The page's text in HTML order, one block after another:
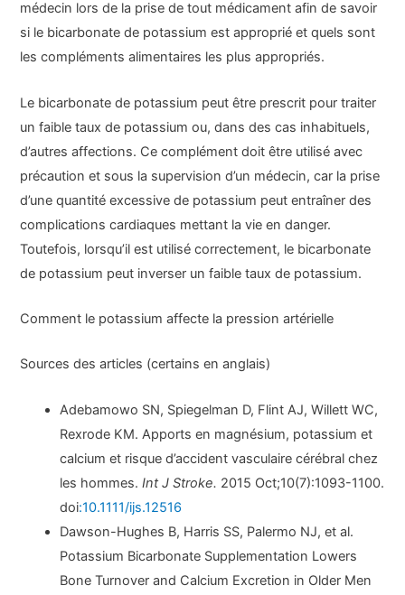
médecin lors de la prise de tout médicament afin de savoir
si le bicarbonate de potassium est approprié et quels sont
les compléments alimentaires les plus appropriés.
Le bicarbonate de potassium peut être prescrit pour traiter
un faible taux de potassium ou, dans des cas inhabituels,
d’autres affections. Ce complément doit être utilisé avec
précaution et sous la supervision d’un médecin, car la prise
d’une quantité excessive de potassium peut entraîner des
complications cardiaques mettant la vie en danger.
Toutefois, lorsqu’il est utilisé correctement, le bicarbonate
de potassium peut inverser un faible taux de potassium.
Comment le potassium affecte la pression artérielle
Sources des articles (certains en anglais)
Adebamowo SN, Spiegelman D, Flint AJ, Willett WC,
Rexrode KM. Apports en magnésium, potassium et
calcium et risque d’accident vasculaire cérébral chez
les hommes.Int J Stroke. 2015 Oct;10(7):1093-1100.
doi:10.1111/ijs.12516
Dawson-Hughes B, Harris SS, Palermo NJ, et al.
Potassium Bicarbonate Supplementation Lowers
Bone Turnover and Calcium Excretion in Older Men